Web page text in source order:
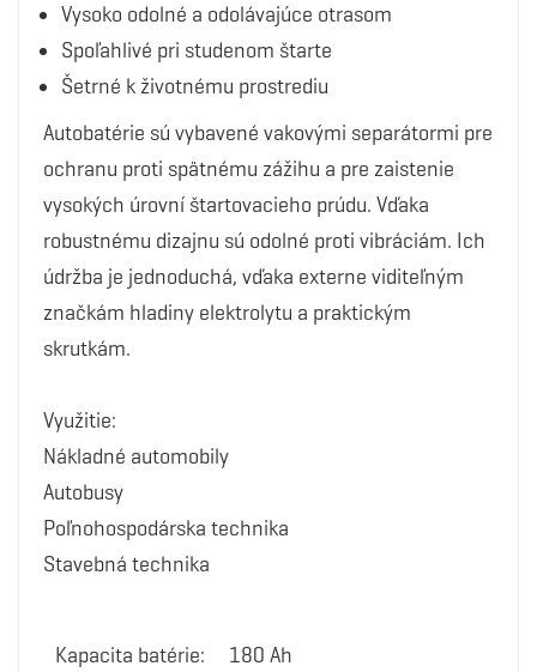
Vysoko odolné a odolávajúce otrasom
Spoľahlivé pri studenom štarte
Šetrné k životnému prostrediu
Autobatérie sú vybavené vakovými separátormi pre
ochranu proti spätnému zážihu a pre zaistenie
vysokých úrovní štartovacieho prúdu. Vďaka
robustnému dizajnu sú odolné proti vibráciám. Ich
údržba je jednoduchá, vďaka externe viditeľným
značkám hladiny elektrolytu a praktickým
skrutkám.
Využitie:
Nákladné automobily
Autobusy
Poľnohospodárska technika
Stavebná technika
Kapacita batérie: 180 Ah